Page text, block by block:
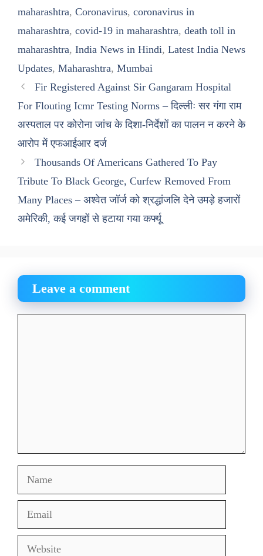
maharashtra, Coronavirus, coronavirus in
maharashtra, covid-19 in maharashtra, death toll in
maharashtra, India News in Hindi, Latest India News
Updates, Maharashtra, Mumbai
Fir Registered Against Sir Gangaram Hospital
For Flouting Icmr Testing Norms – दिल्लीः सर गंगा राम
अस्पताल पर कोरोना जांच के दिशा-निर्देशों का पालन न करने के
आरोप में एफआईआर दर्ज
Thousands Of Americans Gathered To Pay
Tribute To Black George, Curfew Removed From
Many Places – अश्वेत जॉर्ज को श्रद्धांजलि देने उमड़े हजारों
अमेरिकी, कई जगहों से हटाया गया कर्फ्यू
Leave a comment
Name
Email
Website